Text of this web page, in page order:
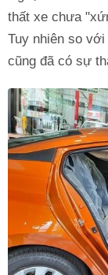
thất xe chưa
Tuy nhiên so
cũng đã có sự